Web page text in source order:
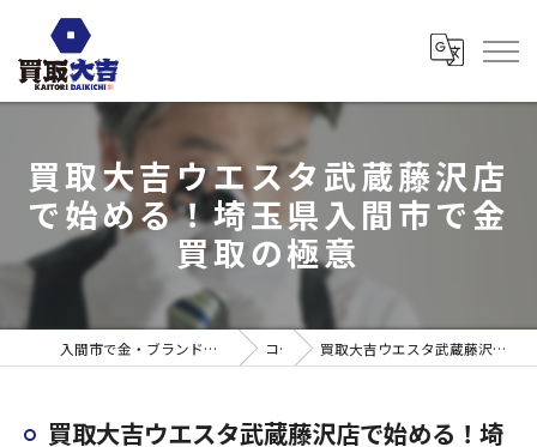
買取大吉ウエスタ武蔵藤沢店
で始める！埼玉県入間市で金
買取の極意
入間市で金・ブランド売るなら買取大吉 ウエスタ武蔵藤沢店 コラム 買取大吉ウエスタ武蔵藤沢店で始める！埼玉県入間市で金買取の極意
買取大吉ウエスタ武蔵藤沢店で始める！埼